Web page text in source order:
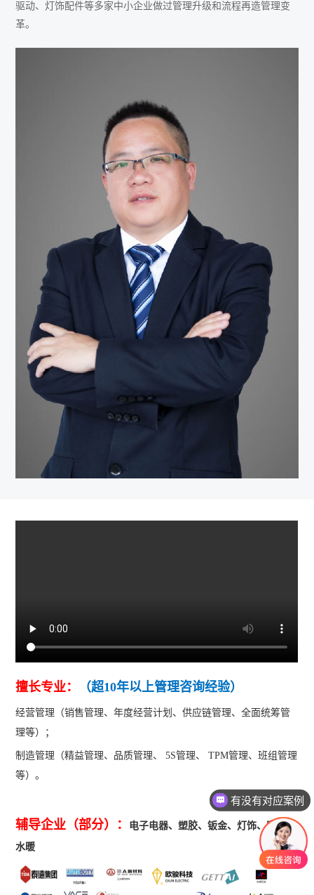
驱动、灯饰配件等多家中小企业做过管理升级和流程再造管理变
革。
擅长专业： （超10年以上管理咨询经验）
经营管理（销售管理、年度经营计划、供应链管理、全面统筹管
理等）；
制造管理（精益管理、品质管理、 5S管理、 TPM管理、班组管理
等）。
辅导企业（部分）：
电子电器、塑胶、钣金、灯饰、家具，
水暖
有没有对应案例